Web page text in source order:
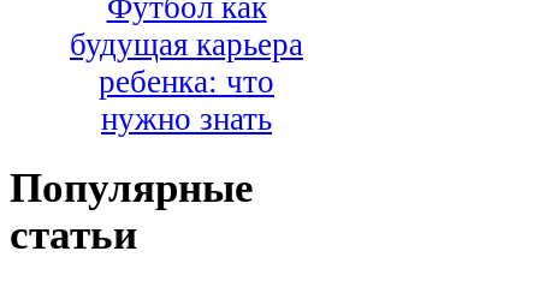
Футбол как
будущая карьера
ребенка: что
нужно знать
Популярные
статьи